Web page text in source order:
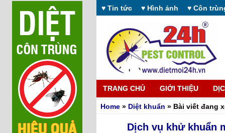
♥ Tin tức ♥ Hình ảnh ♥ Côn
TRANG CHỦ GIỚI THIỆU
Home » Diệt khuẩn » Bài viết đang
Dịch vụ khử khuẩn